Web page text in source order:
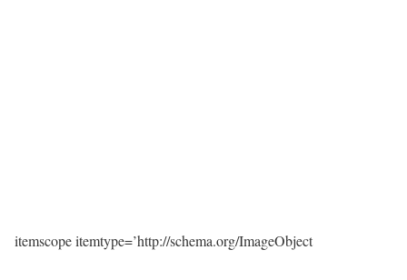
itemscope itemtype=’http://schema.org/ImageObject